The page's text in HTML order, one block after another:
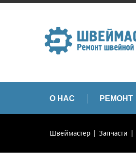
О НАС РЕМОНТ
Швеймастер Запчасти